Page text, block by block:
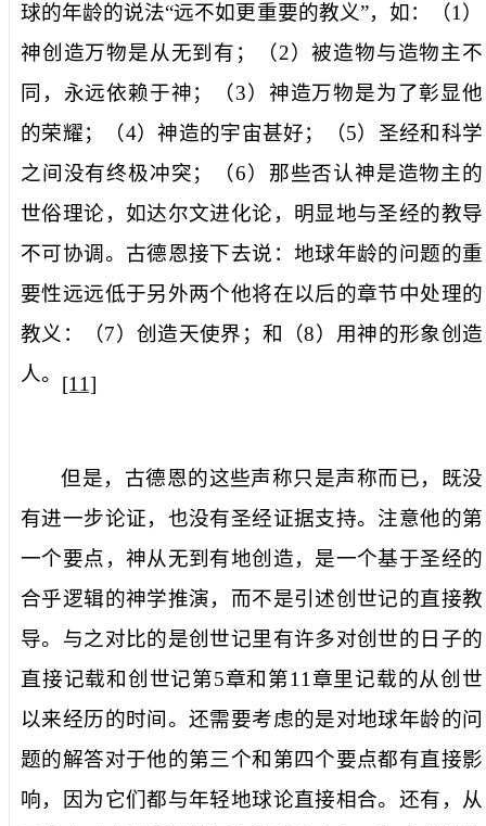
球的年龄的说法“远不如更重要的教义”，如：（1 ）
神创造万物是从无到有；（2）被造物与造物主不
同，永远依赖于神；（3）神造万物是为了彰显他
的荣耀；（4）神造的宇宙甚好；（5）圣经和科学
之间没有终极冲突；（6）那些否认神是造物主的
世俗理论，如达尔文进化论，明显地与圣经的教导
不可协调。古德恩接下去说：地球年龄的问题的重
要性远远低于另外两个他将在以后的章节中处理的
教义：（7）创造天使界；和（8）用神的形象创造
人。 [11]
但是，古德恩的这些声称只是声称而已，既没
有进一步论证，也没有圣经证据支持。注意他的第
一个要点，神从无到有地创造，是一个基于圣经的
合乎逻辑的神学推演，而不是引述创世记的直接教
导。与之对比的是创世记里有许多对创世的日子的
直接记载和创世记第5章和第11 章里记载的从创世
以来经历的时间。还需要考虑的是对地球年龄的问
题的解答对于他的第三个和第四个要点都有直接影
响，因为它们都与年轻地球论直接相合。还有，从